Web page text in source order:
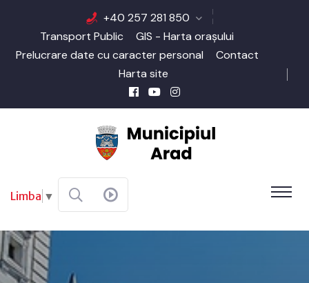
+40 257 281 850
Transport Public
GIS - Harta orașului
Prelucrare date cu caracter personal
Contact
Harta site
Limba ▼